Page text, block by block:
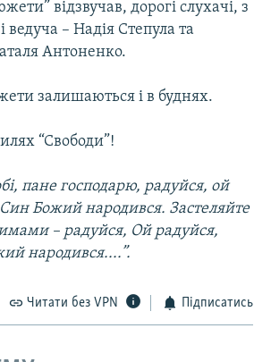
відзвучав, дорогі слухачі, з
ведуча – Надія Степула та
Антоненко.
залишаються і в буднях.
“Свободи”!
пане господарю, радуйся, ой
Божий народився. Застеляйте
– радуйся, Ой радуйся,
народився....”.
Читати без VPN Підписатись